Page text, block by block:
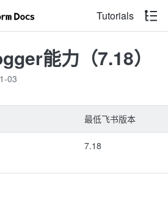
Tutorials
能力（7.18）
03
最低飞书版本
7.18